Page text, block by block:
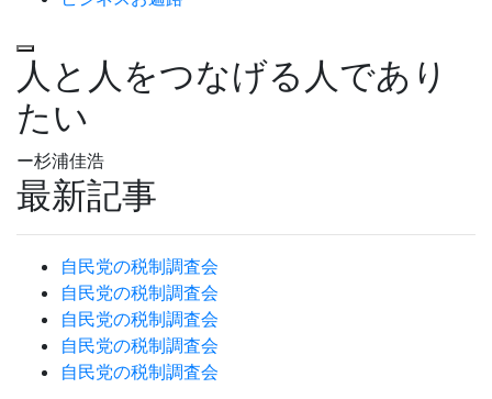
人と人をつなげる人であり
たい
ー杉浦佳浩
最新記事
自民党の税制調査会
自民党の税制調査会
自民党の税制調査会
自民党の税制調査会
自民党の税制調査会